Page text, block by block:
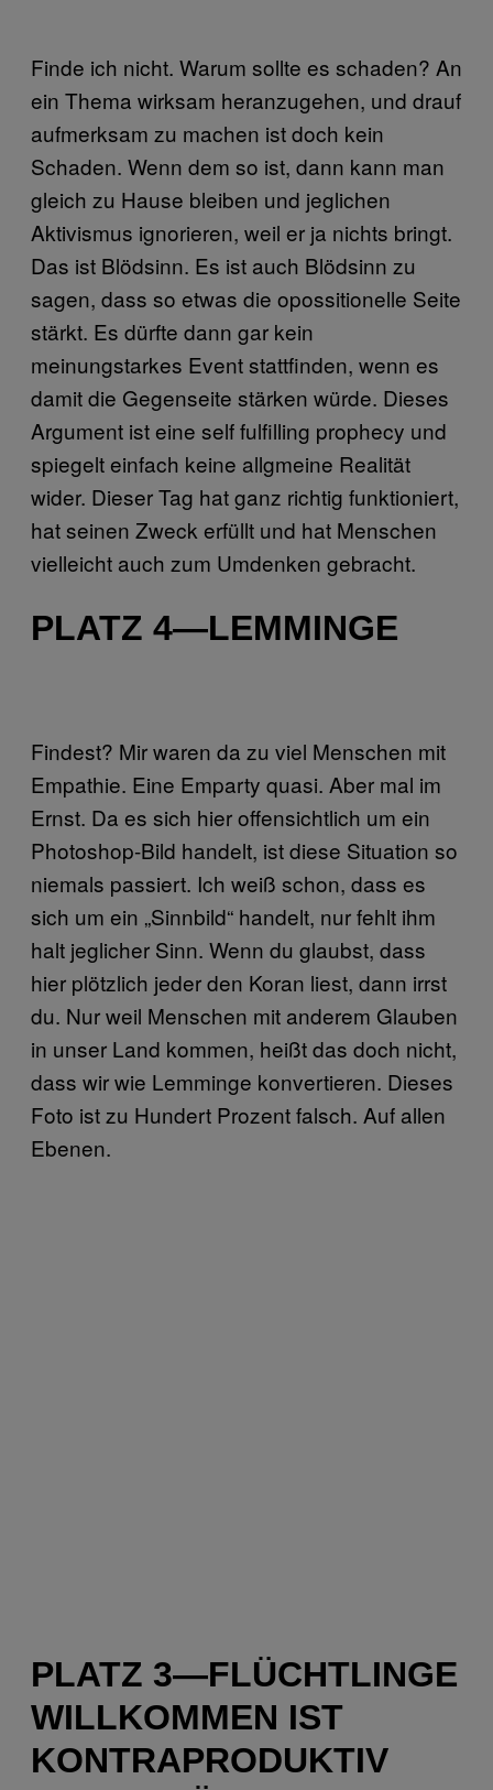
Finde ich nicht. Warum sollte es schaden? An
ein Thema wirksam heranzugehen, und drauf
aufmerksam zu machen ist doch kein
Schaden. Wenn dem so ist, dann kann man
gleich zu Hause bleiben und jeglichen
Aktivismus ignorieren, weil er ja nichts bringt.
Das ist Blödsinn. Es ist auch Blödsinn zu
sagen, dass so etwas die opossitionelle Seite
stärkt. Es dürfte dann gar kein
meinungstarkes Event stattfinden, wenn es
damit die Gegenseite stärken würde. Dieses
Argument ist eine self fulfilling prophecy und
spiegelt einfach keine allgmeine Realität
wider. Dieser Tag hat ganz richtig funktioniert,
hat seinen Zweck erfüllt und hat Menschen
vielleicht auch zum Umdenken gebracht.
PLATZ 4—LEMMINGE
Findest? Mir waren da zu viel Menschen mit
Empathie. Eine Emparty quasi. Aber mal im
Ernst. Da es sich hier offensichtlich um ein
Photoshop-Bild handelt, ist diese Situation so
niemals passiert. Ich weiß schon, dass es
sich um ein „Sinnbild“ handelt, nur fehlt ihm
halt jeglicher Sinn. Wenn du glaubst, dass
hier plötzlich jeder den Koran liest, dann irrst
du. Nur weil Menschen mit anderem Glauben
in unser Land kommen, heißt das doch nicht,
dass wir wie Lemminge konvertieren. Dieses
Foto ist zu Hundert Prozent falsch. Auf allen
Ebenen.
PLATZ 3—FLÜCHTLINGE
WILLKOMMEN IST
KONTRAPRODUKTIV